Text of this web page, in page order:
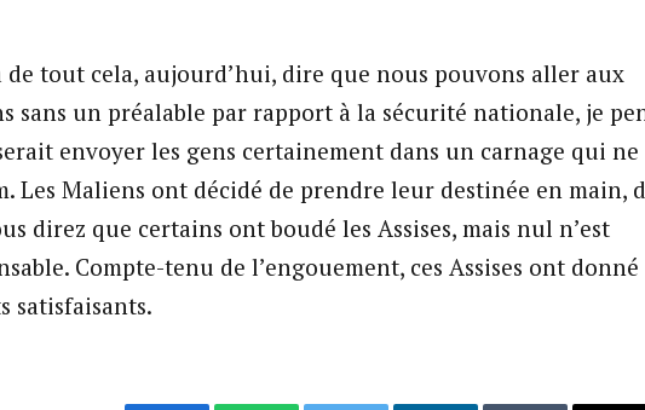
de tout cela, aujourd’hui, dire que nous pouvons aller aux
sans un préalable par rapport à la sécurité nationale, je
envoyer les gens certainement dans un carnage qui ne
Les Maliens ont décidé de prendre leur destinée en main,
direz que certains ont boudé les Assises, mais nul n’est
Compte-tenu de l’engouement, ces Assises ont donné
satisfaisants.